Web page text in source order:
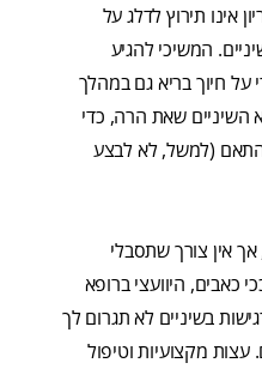
אינו תירוץ לדלג על
המשיכי להגיע
על חיוך בריא גם במהלך
השיניים שאת הרה, כדי
(למשל, לא לבצע
אך אין צורך שתסבלי
כאבים, היוועצי ברופא
בשיניים לא תגרום לך
מקצועיות וטיפול